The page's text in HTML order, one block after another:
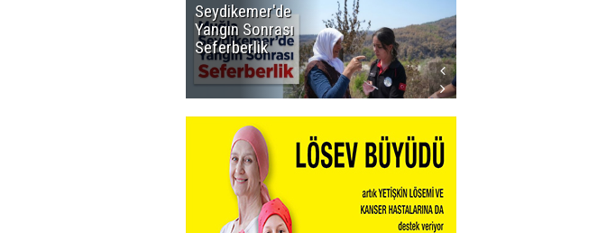
Seydikemer'de
Yangın Sonrası
Seferberlik